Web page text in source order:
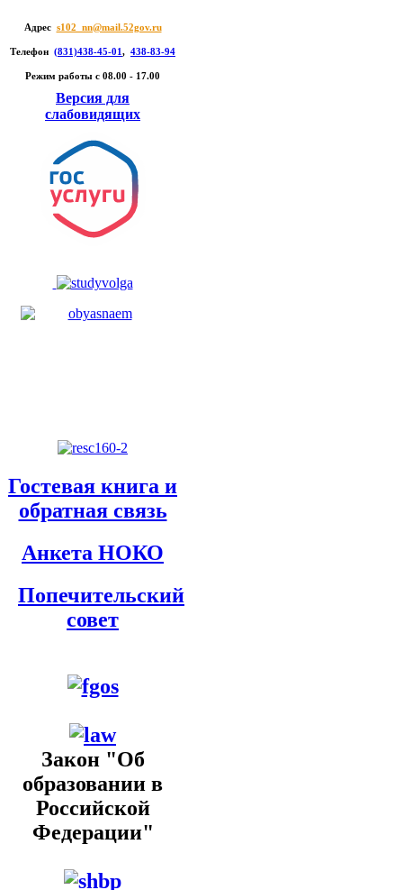
Адрес s102_nn@mail.52gov.ru
Телефон (831)438-45-01 , 438-83-94
Режим работы c 08.00 - 17.00
Версия для
слабовидящих
Гостевая книга и
обратная связь
Анкета НОКО
Попечительский
совет
Закон "Об
образовании в
Российской
Федерации"